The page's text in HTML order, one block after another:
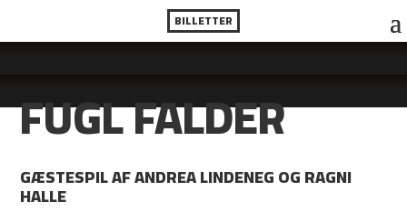
BILLETTER
FUGL FALDER
GÆSTESPIL AF ANDREA LINDENEG OG RAGNI
HALLE